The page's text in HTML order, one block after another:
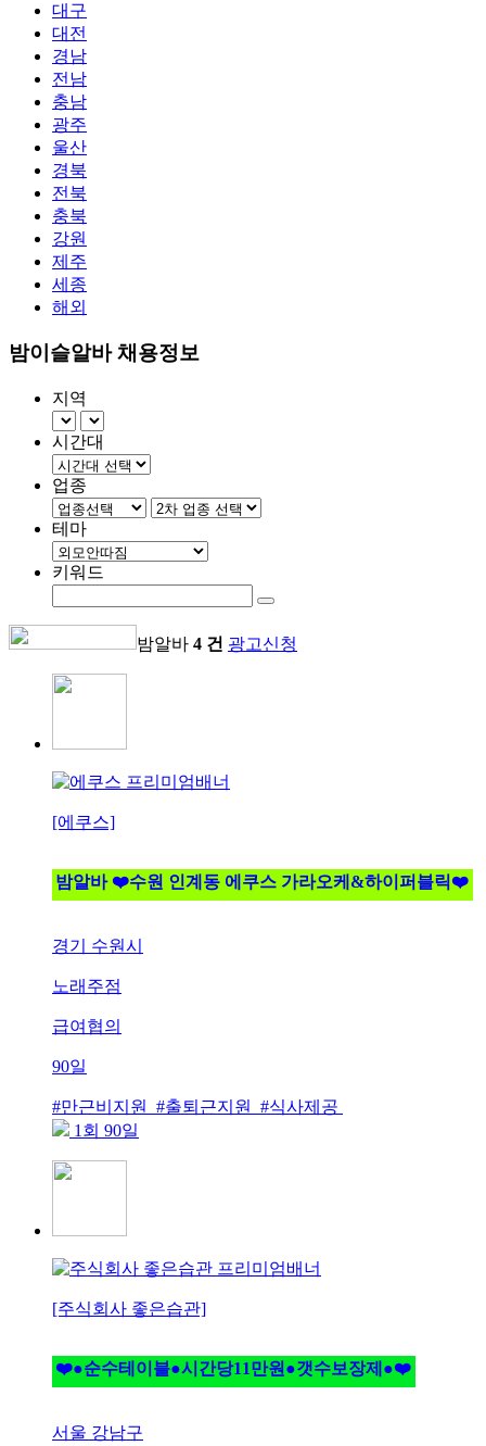
대구
대전
경남
전남
충남
광주
울산
경북
전북
충북
강원
제주
세종
해외
밤이슬알바 채용정보
지역
시간대
업종
테마
키워드
밤알바 4 건 광고신청
[에쿠스]
밤알바 ❤️수원 인계동 에쿠스 가라오케&하이퍼블릭❤️
경기 수원시
노래주점
급여협의
90일
#만근비지원 #출퇴근지원 #식사제공
1회 90일
[주식회사 좋은습관]
❤️●순수테이블●시간당11만원●갯수보장제●❤️
서울 강남구